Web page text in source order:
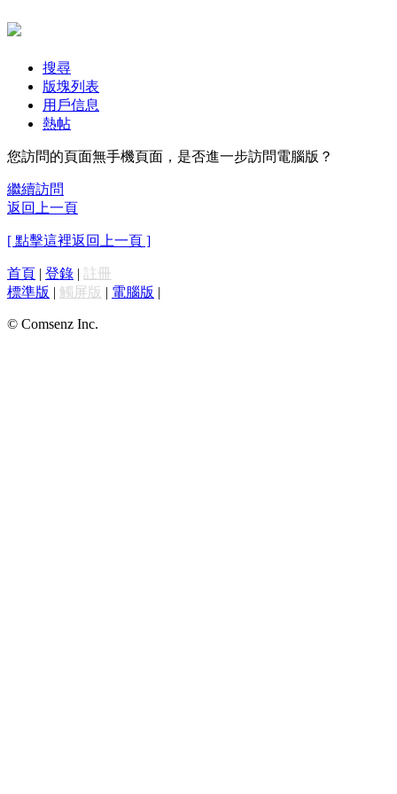
搜尋
版塊列表
用戶信息
熱帖
您訪問的頁面無手機頁面，是否進一步訪問電腦版？
繼續訪問
返回上一頁
[ 點擊這裡返回上一頁 ]
首頁 | 登錄 | 註冊
標準版 | 觸屏版 | 電腦版 |
© Comsenz Inc.